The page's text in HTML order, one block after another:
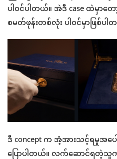
ပါဝင်ပါတယ်။ အဲဒီ case ထဲမှာတေ
စမတ်ဖုန်းတစ်လုံး ပါဝင်မှာဖြစ်ပါ
ဒီ concept က အံ့အားသင့်ရမှုအ
ပြောပါတယ်။ လက်ဆောင်ရတဲ့သူ